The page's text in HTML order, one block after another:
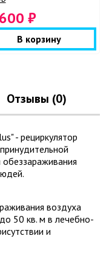
₽
В корзину
Отзывы (0)
- рециркулятор
воздуха
50 кв. м в лечебно-
и